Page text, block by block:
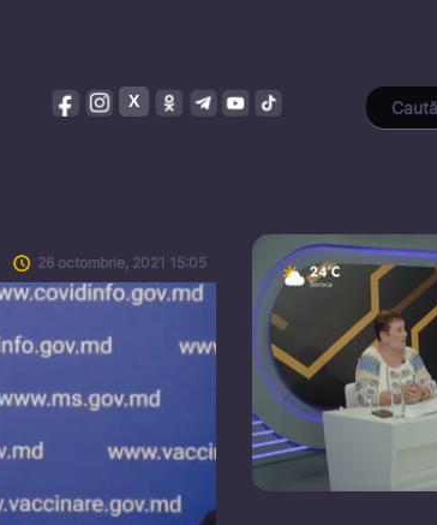
26 octombrie, 2021 15:05